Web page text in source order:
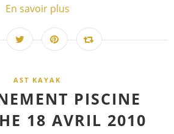
En savoir plus
AST KAYAK
PISCINE
18 AVRIL 2010